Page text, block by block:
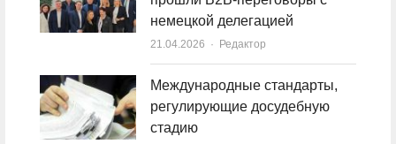
немецкой делегацией
21.04.2026 Author
Редактор
Международные стандарты,
регулирующие досудебную
стадию